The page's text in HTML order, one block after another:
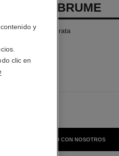
LA BRUME
Protege e Hidrata
EN CONTACTO CON NOSOTROS
y
clic en